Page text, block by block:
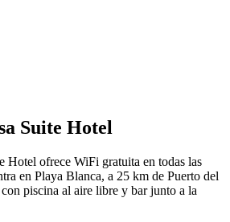
Suite Hotel
Hotel ofrece WiFi gratuita en todas las
en Playa Blanca, a 25 km de Puerto del
piscina al aire libre y bar junto a la